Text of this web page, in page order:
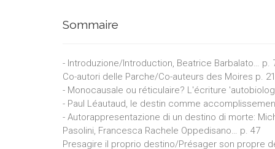
Sommaire
- Introduzione/Introduction, Beatrice Barbalato… p.
Co-autori delle Parche/Co-auteurs des Moires p. 21
- Monocausale ou réticulaire? L'écriture
- Paul Léautaud, le destin comme
- Autorappresentazione di un destino di morte:
Pasolini, Francesca Rachele Oppedisano… p. 47
Presagire il proprio destino/Présager son propre